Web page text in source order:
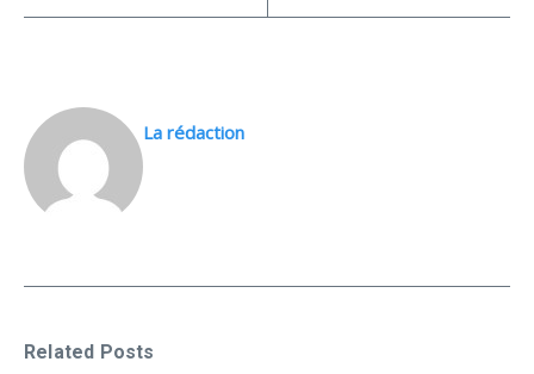
La rédaction
Related Posts